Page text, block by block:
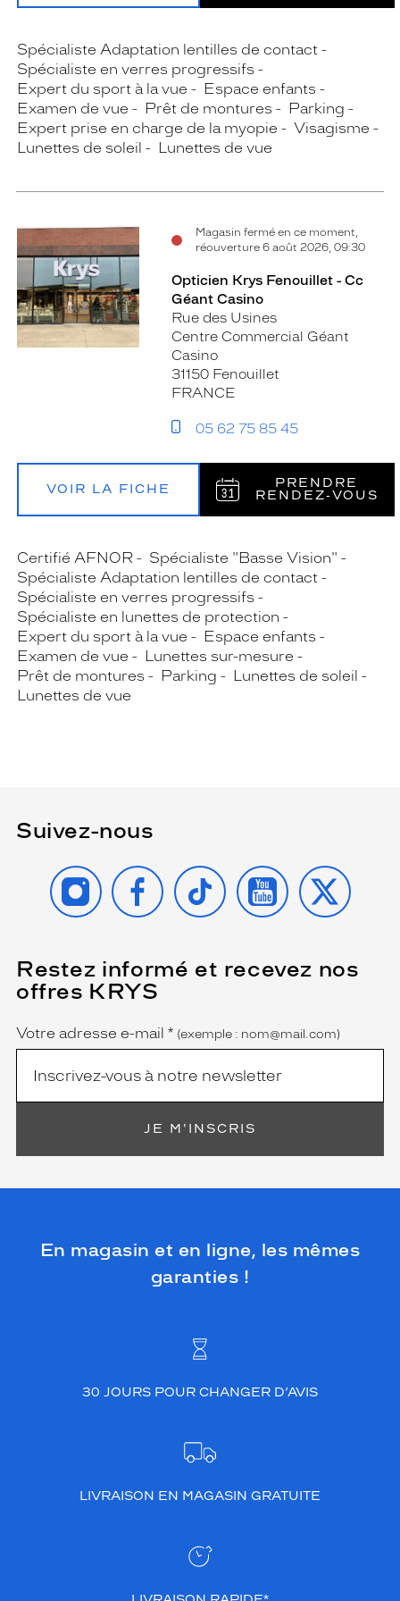
Spécialiste Adaptation lentilles de contact
Spécialiste en verres progressifs
Expert du sport à la vue
Espace enfants
Examen de vue
Prêt de montures
Parking
Expert prise en charge de la myopie
Visagisme
Lunettes de soleil
Lunettes de vue
Magasin fermé en ce moment,
réouverture 6 août 2026, 09:30
Opticien Krys Fenouillet - Cc
Géant Casino
Rue des Usines
Centre Commercial Géant
Casino
31150 Fenouillet
FRANCE
05 62 75 85 45
VOIR LA FICHE
PRENDRE
RENDEZ‑VOUS
Certifié AFNOR
Spécialiste "Basse Vision"
Spécialiste Adaptation lentilles de contact
Spécialiste en verres progressifs
Spécialiste en lunettes de protection
Expert du sport à la vue
Espace enfants
Examen de vue
Lunettes sur-mesure
Prêt de montures
Parking
Lunettes de soleil
Lunettes de vue
Suivez-nous
INSTAGRAMFACEBOOK
TIKTOK YOUTUBE
X
Restez informé et recevez nos
offres KRYS
Name
Votre adresse e-mail *
(Ce
champ
est
obligatoire)
(exemple : nom@mail.com)
JE M'INSCRIS
En magasin et en ligne, les mêmes
garanties !
30 JOURS POUR CHANGER D’AVIS
LIVRAISON EN MAGASIN GRATUITE